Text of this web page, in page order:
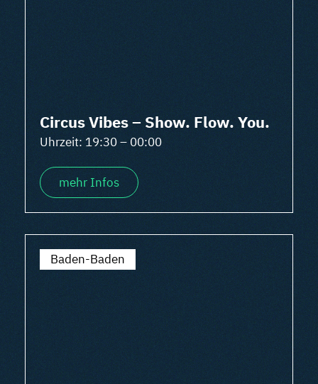
Circus Vibes – Show. Flow. You.
Uhrzeit: 19:30 – 00:00
mehr Infos
Baden-Baden